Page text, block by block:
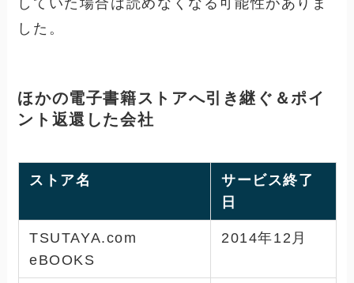
していた場合は読めなくなる可能性がありま
した。
ほかの電子書籍ストアへ引き継ぐ＆ポイ
ント返還した会社
ストア名
サービス終了
日
TSUTAYA.com
eBOOKS
2014年12月